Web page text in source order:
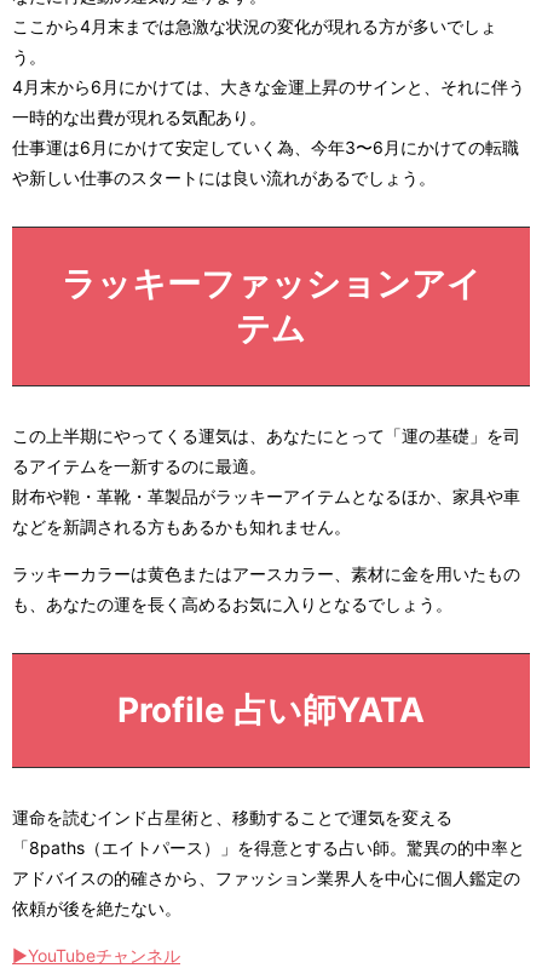
ここから4月末までは急激な状況の変化が現れる方が多いでしょ
う。
4月末から6月にかけては、大きな金運上昇のサインと、それに伴う
一時的な出費が現れる気配あり。
仕事運は6月にかけて安定していく為、今年3〜6月にかけての転職
や新しい仕事のスタートには良い流れがあるでしょう。
ラッキーファッションアイ
テム
この上半期にやってくる運気は、あなたにとって「運の基礎」を司
るアイテムを一新するのに最適。
財布や鞄・革靴・革製品がラッキーアイテムとなるほか、家具や車
などを新調される方もあるかも知れません。
ラッキーカラーは黄色またはアースカラー、素材に金を用いたもの
も、あなたの運を長く高めるお気に入りとなるでしょう。
Profile 占い師YATA
運命を読むインド占星術と、移動することで運気を変える
「8paths（エイトパース）」を得意とする占い師。驚異の的中率と
アドバイスの的確さから、ファッション業界人を中心に個人鑑定の
依頼が後を絶たない。
▶︎YouTubeチャンネル